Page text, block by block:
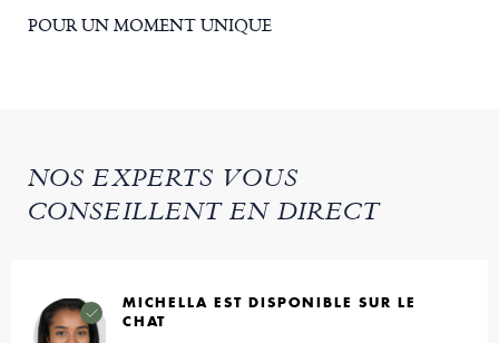
POUR UN MOMENT UNIQUE
NOS EXPERTS VOUS
CONSEILLENT EN DIRECT
MICHELLA EST DISPONIBLE SUR LE
CHAT